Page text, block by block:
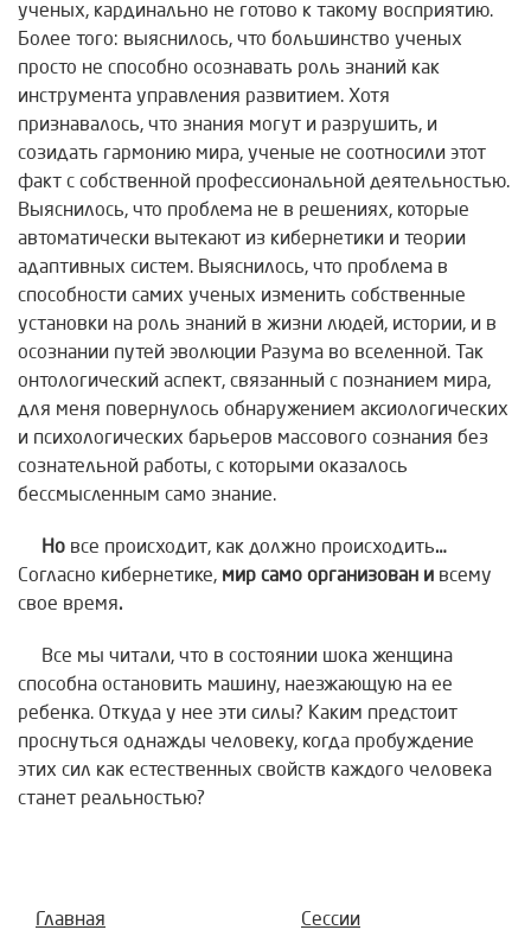
ученых, кардинально не готово к такому восприятию.
Более того: выяснилось, что большинство ученых
просто не способно осознавать роль знаний как
инструмента управления развитием. Хотя
признавалось, что знания могут и разрушить, и
созидать гармонию мира, ученые не соотносили этот
факт с собственной профессиональной деятельностью.
Выяснилось, что проблема не в решениях, которые
автоматически вытекают из кибернетики и теории
адаптивных систем. Выяснилось, что проблема в
способности самих ученых изменить собственные
установки на роль знаний в жизни людей, истории, и в
осознании путей эволюции Разума во вселенной. Так
онтологический аспект, связанный с познанием мира,
для меня повернулось обнаружением аксиологических
и психологических барьеров массового сознания без
сознательной работы, с которыми оказалось
бессмысленным само знание.
Но все происходит, как должно происходить…
Согласно кибернетике, мир само организован и всему
свое время.
Все мы читали, что в состоянии шока женщина
способна остановить машину, наезжающую на ее
ребенка. Откуда у нее эти силы? Каким предстоит
проснуться однажды человеку, когда пробуждение
этих сил как естественных свойств каждого человека
станет реальностью?
Главная
Сессии